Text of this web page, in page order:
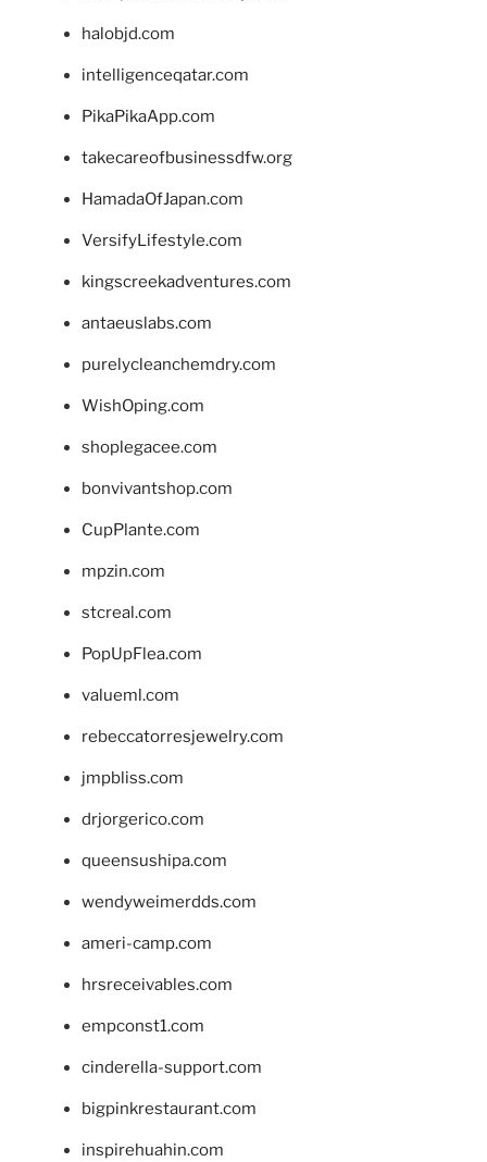
halobjd.com
intelligenceqatar.com
PikaPikaApp.com
takecareofbusinessdfw.org
HamadaOfJapan.com
VersifyLifestyle.com
kingscreekadventures.com
antaeuslabs.com
purelycleanchemdry.com
WishOping.com
shoplegacee.com
bonvivantshop.com
CupPlante.com
mpzin.com
stcreal.com
PopUpFlea.com
valueml.com
rebeccatorresjewelry.com
jmpbliss.com
drjorgerico.com
queensushipa.com
wendyweimerdds.com
ameri-camp.com
hrsreceivables.com
empconst1.com
cinderella-support.com
bigpinkrestaurant.com
inspirehuahin.com